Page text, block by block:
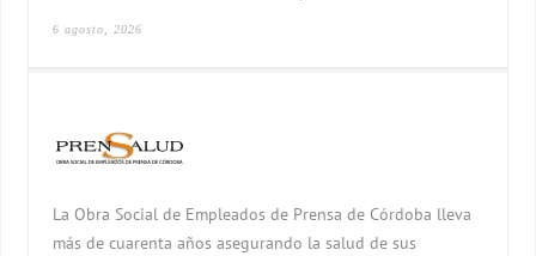
6 agosto, 2026
La Obra Social de Empleados de Prensa de Córdoba lleva
más de cuarenta años asegurando la salud de sus